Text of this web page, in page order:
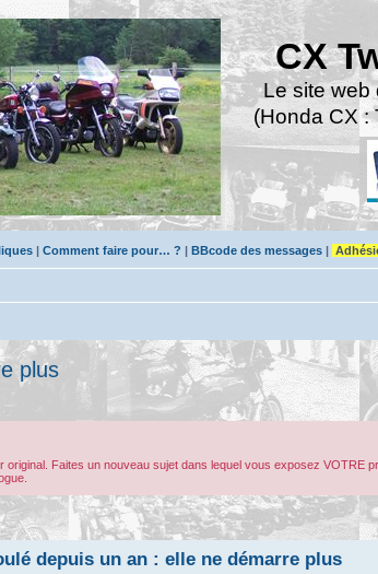
CX
Le site web
(Honda CX :
| Comment faire pour… ? | BBcode des messages |
plus
Faites un nouveau sujet dans lequel vous exposez VOTRE
depuis un an : elle ne démarre plus